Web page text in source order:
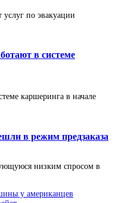
по эвакуации
в системе
каршеринга в начале
в режим предзаказа
низким спросом в
у американцев